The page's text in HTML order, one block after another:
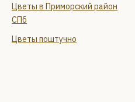
Цветы в Приморский район
СПб
Цветы поштучно